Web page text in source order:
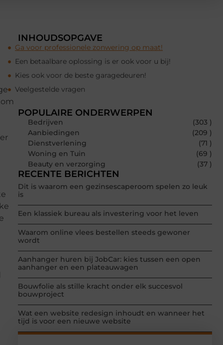
INHOUDSOPGAVE
Ga voor professionele zonwering op maat!
Een betaalbare oplossing is er ook voor u bij!
Kies ook voor de beste garagedeuren!
Veelgestelde vragen
POPULAIRE ONDERWERPEN
Bedrijven
(303 )
Aanbiedingen
(209 )
Dienstverlening
(71 )
Woning en Tuin
(69 )
Beauty en verzorging
(37 )
RECENTE BERICHTEN
Dit is waarom een gezinsescaperoom spelen zo leuk
is
Een klassiek bureau als investering voor het leven
Waarom online vlees bestellen steeds gewoner
wordt
Aanhanger huren bij JobCar: kies tussen een open
aanhanger en een plateauwagen
Bouwfolie als stille kracht onder elk succesvol
bouwproject
Wat een website redesign inhoudt en wanneer het
tijd is voor een nieuwe website